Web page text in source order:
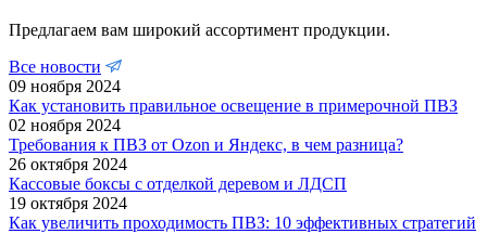
Предлагаем вам широкий ассортимент продукции.
Все новости
09 ноября 2024
Как установить правильное освещение в примерочной ПВЗ
02 ноября 2024
Требования к ПВЗ от Ozon и Яндекс, в чем разница?
26 октября 2024
Кассовые боксы с отделкой деревом и ЛДСП
19 октября 2024
Как увеличить проходимость ПВЗ: 10 эффективных стратегий